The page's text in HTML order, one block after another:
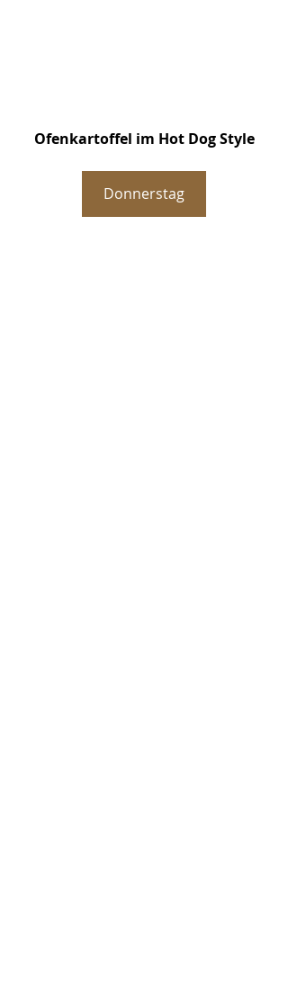
Ofenkartoffel im Hot Dog Style
Donnerstag